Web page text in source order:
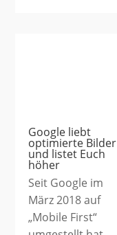
Google liebt
optimierte Bilder
und listet Euch
höher
Seit Google im
März 2018 auf
„Mobile First“